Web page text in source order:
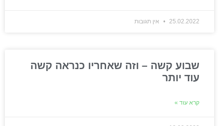
25.02.2022 אין תגובות
שבוע קשה – וזה שאחריו כנראה קשה
עוד יותר
קרא עוד »